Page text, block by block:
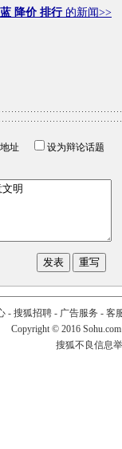
降价 排行的新闻>>
地址
设为辩论话题
- 搜狐招聘- 广告服务 - 客
Copyright © 2016
搜狐不良信息